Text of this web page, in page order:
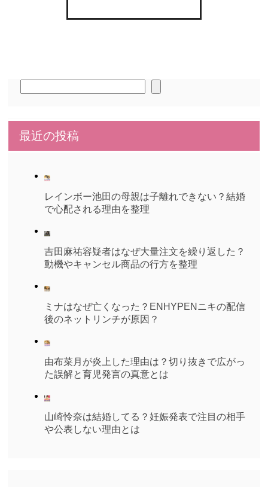
最近の投稿
レインボー池田の母親は子離れできない？結婚
で心配される理由を整理
吉田麻祐容疑者はなぜ大量注文を繰り返した？
動機やキャンセル商品の行方を整理
ミナはなぜ亡くなった？ENHYPENニキの配信
後のネットリンチが原因？
由布菜月が炎上した理由は？切り抜きで広がっ
た誤解と育児発言の真意とは
山崎怜奈は結婚してる？妊娠発表で注目の相手
や公表しない理由とは